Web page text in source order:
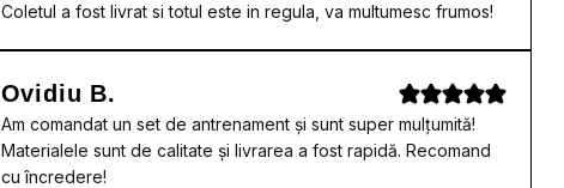
Coletul a fost livrat si totul este in regula, va multumesc frumos!
Ovidiu B.
Am comandat un set de antrenament și sunt super mulțumită!
Materialele sunt de calitate și livrarea a fost rapidă. Recomand
cu încredere!